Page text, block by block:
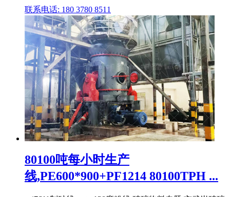
联系电话: 180 3780 8511
80100吨每小时生产
线,PE600*900+PF1214 80100TPH ...